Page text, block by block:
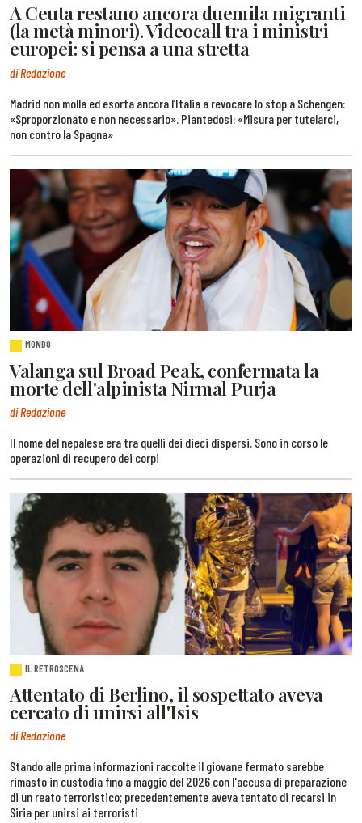
A Ceuta restano ancora duemila migranti
(la metà minori). Videocall tra i ministri
europei: si pensa a una stretta
di Redazione
Madrid non molla ed esorta ancora l’Italia a revocare lo stop a Schengen:
«Sproporzionato e non necessario». Piantedosi: «Misura per tutelarci,
non contro la Spagna»
MONDO
Valanga sul Broad Peak, confermata la
morte dell'alpinista Nirmal Purja
di Redazione
Il nome del nepalese era tra quelli dei dieci dispersi. Sono in corso le
operazioni di recupero dei corpi
IL RETROSCENA
Attentato di Berlino, il sospettato aveva
cercato di unirsi all'Isis
di Redazione
Stando alle prima informazioni raccolte il giovane fermato sarebbe
rimasto in custodia fino a maggio del 2026 con l'accusa di preparazione
di un reato terroristico; precedentemente aveva tentato di recarsi in
Siria per unirsi ai terroristi